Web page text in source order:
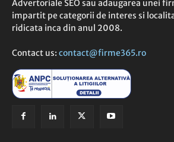
Advertoriale SEO sau adaugarea unei
impartit pe categorii de interes si
ridicata inca din anul 2008.
Contact us: contact@firme365.ro